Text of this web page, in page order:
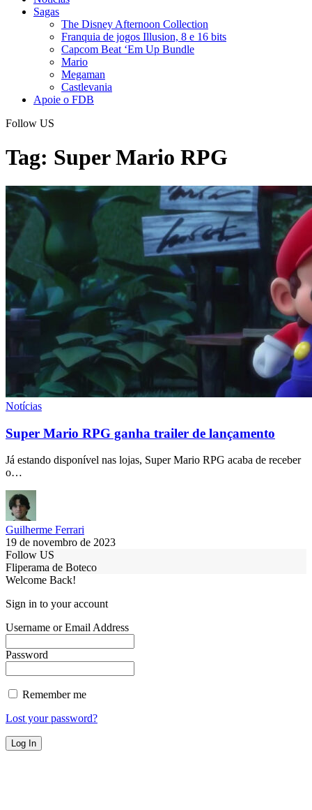
Sagas
The Disney Afternoon Collection
Franquia de jogos Illusion, 8 e 16 bits
Capcom Beat ‘Em Up Bundle
Mario
Megaman
Castlevania
Apoie o FDB
Follow US
Tag: Super Mario RPG
Notícias
Super Mario RPG ganha trailer de lançamento
Já estando disponível nas lojas, Super Mario RPG acaba de receber
o…
Guilherme Ferrari
19 de novembro de 2023
Follow US
Fliperama de Boteco
Welcome Back!
Sign in to your account
Username or Email Address
Password
Remember me
Lost your password?